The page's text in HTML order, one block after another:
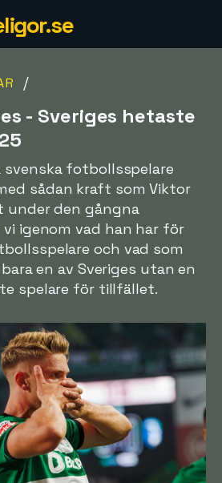
/
- Sveriges hetaste
svenska fotbollsspelare
sådan kraft som Viktor
under den gångna
vi igenom vad han har för
och vad som
en av Sveriges utan en
spelare för tillfället.